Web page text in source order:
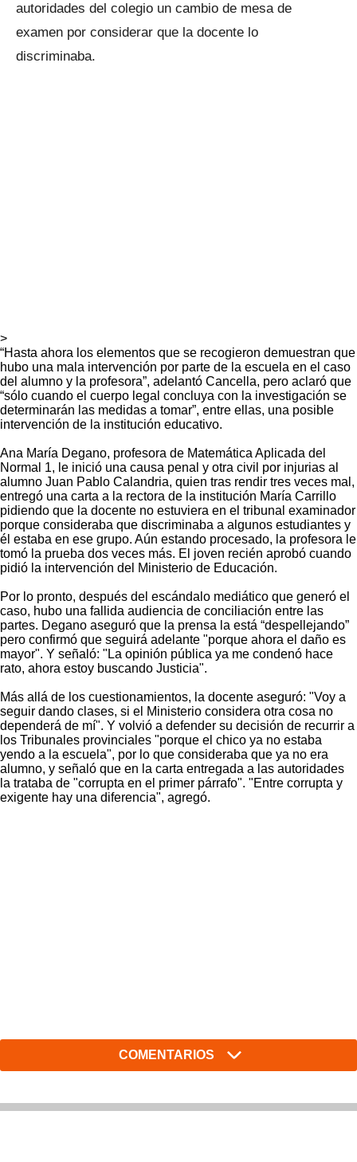
autoridades del colegio un cambio de mesa de
examen por considerar que la docente lo
discriminaba.
>
“Hasta ahora los elementos que se recogieron demuestran que
hubo una mala intervención por parte de la escuela en el caso
del alumno y la profesora”, adelantó Cancella, pero aclaró que
“sólo cuando el cuerpo legal concluya con la investigación se
determinarán las medidas a tomar”, entre ellas, una posible
intervención de la institución educativo.
Ana María Degano, profesora de Matemática Aplicada del
Normal 1, le inició una causa penal y otra civil por injurias al
alumno Juan Pablo Calandria, quien tras rendir tres veces mal,
entregó una carta a la rectora de la institución María Carrillo
pidiendo que la docente no estuviera en el tribunal examinador
porque consideraba que discriminaba a algunos estudiantes y
él estaba en ese grupo. Aún estando procesado, la profesora le
tomó la prueba dos veces más. El joven recién aprobó cuando
pidió la intervención del Ministerio de Educación.
Por lo pronto, después del escándalo mediático que generó el
caso, hubo una fallida audiencia de conciliación entre las
partes. Degano aseguró que la prensa la está “despellejando”
pero confirmó que seguirá adelante "porque ahora el daño es
mayor". Y señaló: "La opinión pública ya me condenó hace
rato, ahora estoy buscando Justicia".
Más allá de los cuestionamientos, la docente aseguró: "Voy a
seguir dando clases, si el Ministerio considera otra cosa no
dependerá de mí". Y volvió a defender su decisión de recurrir a
los Tribunales provinciales "porque el chico ya no estaba
yendo a la escuela", por lo que consideraba que ya no era
alumno, y señaló que en la carta entregada a las autoridades
la trataba de "corrupta en el primer párrafo". "Entre corrupta y
exigente hay una diferencia", agregó.
COMENTARIOS